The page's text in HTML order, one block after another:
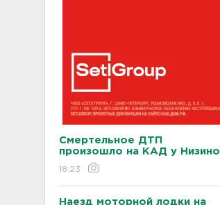
Смертельное ДТП
произошло на КАД у Низино
18:23
Наезд моторной лодки на